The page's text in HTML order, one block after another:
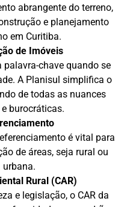
abrangente do terreno,
e planejamento
em Curitiba.
de Imóveis
palavra-chave quando se
A Planisul simplifica o
de todas as nuances
burocráticas.
é vital para
de áreas, seja rural ou
urbana.
Rural (CAR)
e legislação, o CAR da